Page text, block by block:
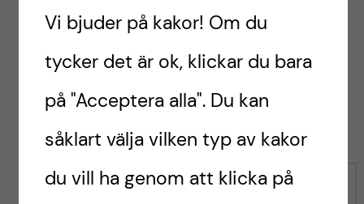
0
G
l
l
i
Gilla 5g
l
a
i
l
Kommentar
Vi bjuder på kakor! Om du
tycker det är ok, klickar du bara
på "Acceptera alla". Du kan
såklart välja vilken typ av kakor
du vill ha genom att klicka på